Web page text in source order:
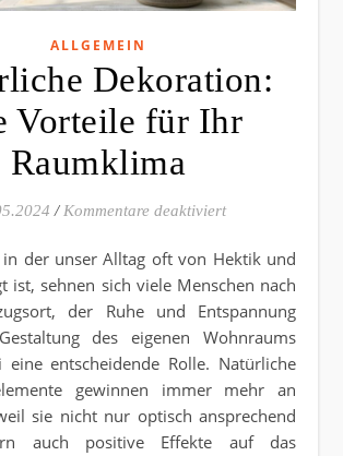
ALLGEMEIN
Dekoration:
Vorteile für Ihr
Raumklima
/ Kommentare deaktiviertfür Natürliche
ist, sehnen sich viele Menschen nach
der Ruhe und Entspannung
des eigenen Wohnraums
entscheidende Rolle. Natürliche
gewinnen immer mehr an
sie nicht nur optisch ansprechend
auch positive Effekte auf das